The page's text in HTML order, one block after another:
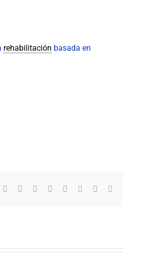
rehabilitación basada en
Reddit LinkedInWhatsApp
TumblrPinterest Xing